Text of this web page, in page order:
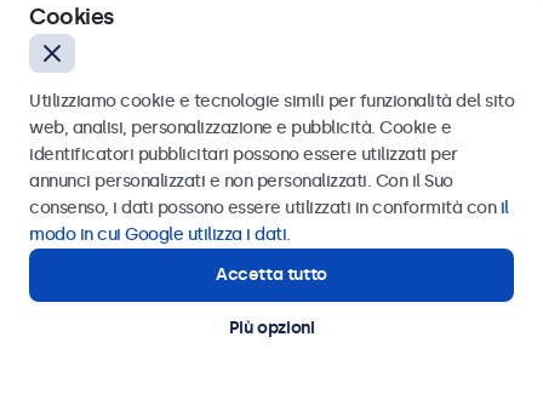
Montaggio: scrivania, parete, incasso
Dimensioni esterne: 560 x 337 x 41 mm
€ 608,78 IVA incl.
Visualizza
Aggiungi al carrello
Inviare
Oppure chiamaci al
Contatta i nostri esperti
Cookies
Utilizziamo cookie e tecnologie simili per funzionalità del sito
web, analisi, personalizzazione e pubblicità. Cookie e
identificatori pubblicitari possono essere utilizzati per
annunci personalizzati e non personalizzati. Con il Suo
consenso, i dati possono essere utilizzati in conformità con il
modo in cui Google utilizza i dati.
Accetta tutto
Più opzioni